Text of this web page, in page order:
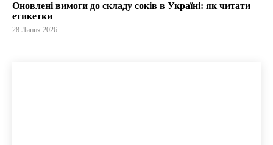
Оновлені вимоги до складу соків в Україні: як читати
етикетки
28 Липня 2026